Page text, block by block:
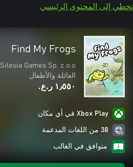
تخطي إلى المحتوى الرئيسي
Find My Frogs
Silesia Games Sp. z o.o.
العائلة والأطفال
١٫٥٥٠ ر.ع.‏
Xbox Play في أي مكان
38 من اللغات المدعمة
متوافق في الغالب